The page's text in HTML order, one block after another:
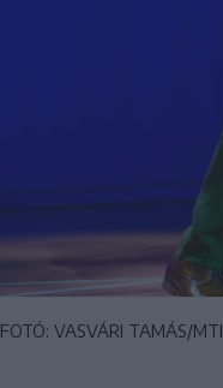
FOTÓ: VASVÁRI TAMÁS/MTI